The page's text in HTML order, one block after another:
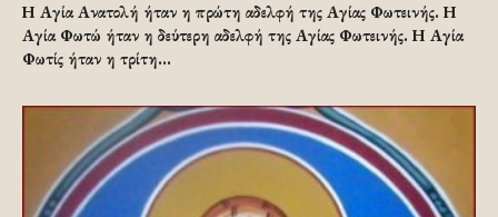
Η Αγία Ανατολή ήταν η πρώτη αδελφή της Αγίας Φωτεινής. Η
Αγία Φωτώ ήταν η δεύτερη αδελφή της Αγίας Φωτεινής. Η Αγία
Φωτίς ήταν η τρίτη...